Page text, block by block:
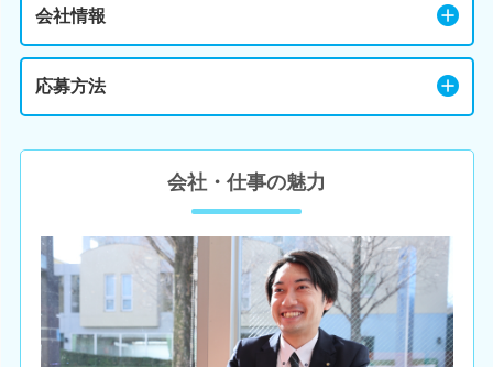
会社情報
応募方法
会社・仕事の魅力